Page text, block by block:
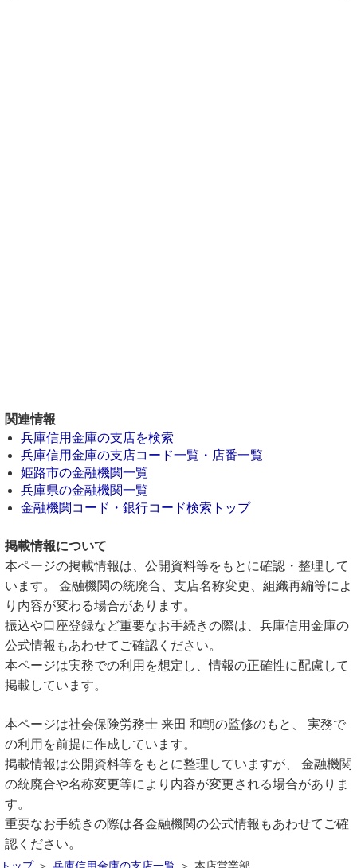
関連情報
兵庫信用金庫の支店を検索
兵庫信用金庫の支店コード一覧・店番一覧
姫路市の金融機関一覧
兵庫県の金融機関一覧
金融機関コード・銀行コード検索トップ
掲載情報について
本ページの掲載情報は、公開資料等をもとに確認・整理して
います。 金融機関の統廃合、支店名称変更、組織再編等によ
り内容が変わる場合があります。
振込や口座登録など重要なお手続きの際は、兵庫信用金庫の
公式情報もあわせてご確認ください。
本ページは実務での利用を想定し、情報の正確性に配慮して
掲載しています。
本ページは社会保険労務士 来田 和朝の監修のもと、 実務で
の利用を前提に作成しています。
掲載情報は公開資料等をもとに整理していますが、 金融機関
の統廃合や名称変更等により内容が変更される場合がありま
す。
重要なお手続きの際は各金融機関の公式情報もあわせてご確
認ください。